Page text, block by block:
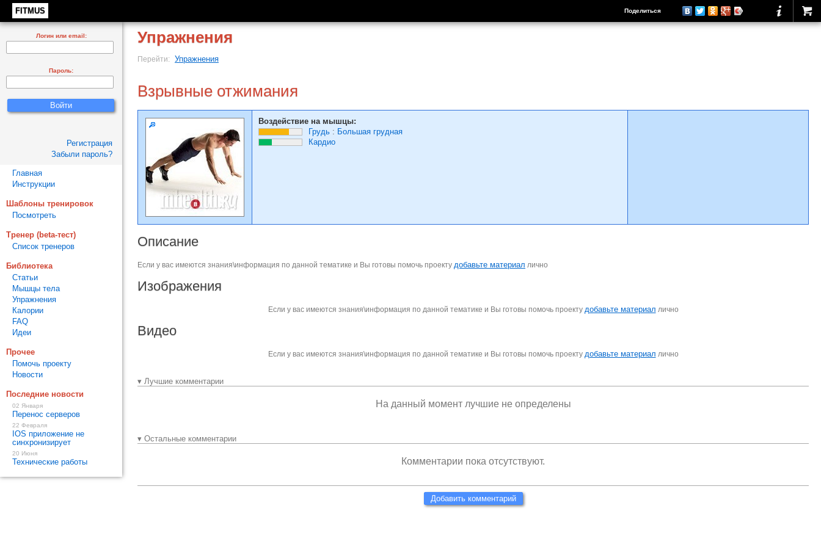
FITMUS Поделиться
Упражнения
Перейти: Упражнения
Взрывные отжимания
Воздействие на мышцы:
Грудь : Большая грудная
Кардио
Описание
Если у вас имеются знания\информация по данной тематике и Вы готовы помочь проекту добавьте материал лично
Изображения
Если у вас имеются знания\информация по данной тематике и Вы готовы помочь проекту добавьте материал лично
Видео
Если у вас имеются знания\информация по данной тематике и Вы готовы помочь проекту добавьте материал лично
▾ Лучшие комментарии
На данный момент лучшие не определены
▾ Остальные комментарии
Комментарии пока отсутствуют.
Добавить комментарий
Логин или email:
Пароль:
Регистрация
Забыли пароль?
Главная
Инструкции
Шаблоны тренировок
Посмотреть
Тренер (beta-тест)
Список тренеров
Библиотека
Статьи
Мышцы тела
Упражнения
Калории
FAQ
Идеи
Прочее
Помочь проекту
Новости
Последние новости
02 Января
Перенос серверов
22 Февраля
IOS приложение не
синхронизирует
20 Июня
Технические работы